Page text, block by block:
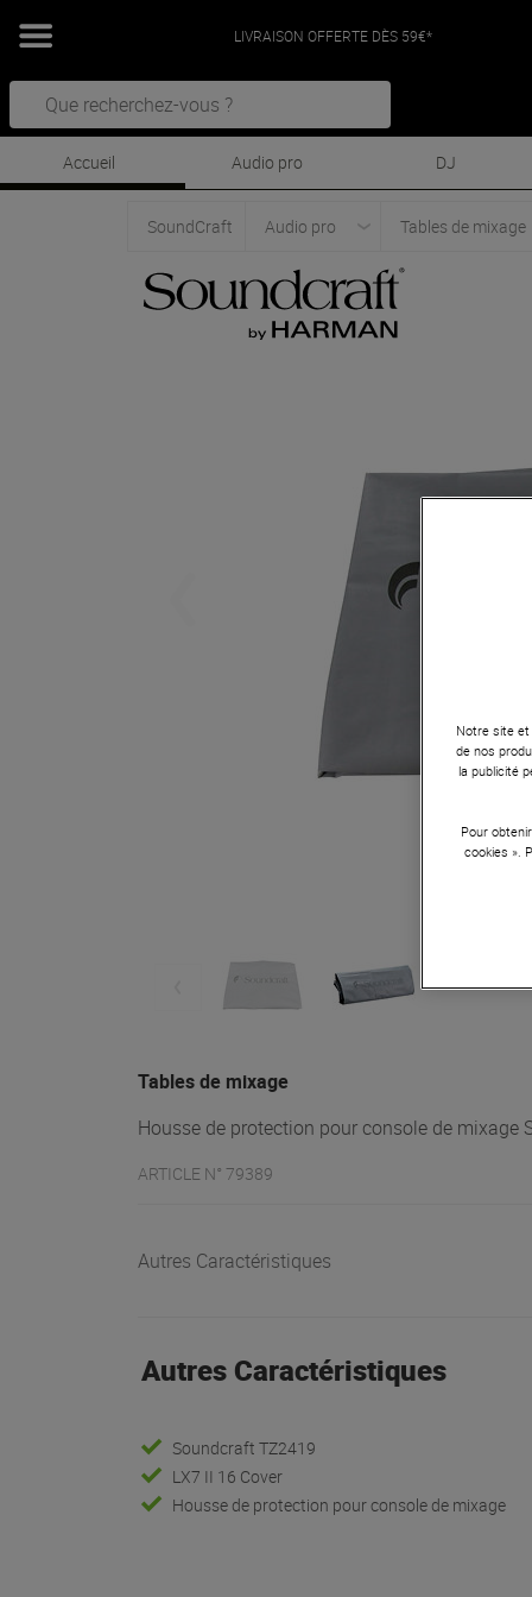
LIVRAISON OFFERTE DÈS 59€*
Accueil Audio pro DJ
SoundCraft Audio pro Tables de mixage
Tables de mixage
Housse de protection pour console de mixage
ARTICLE N° 79389
Autres Caractéristiques
Autres Caractéristiques
Soundcraft TZ2419
LX7 II 16 Cover
Housse de protection pour console de mixage
Notre site
de nos
la publicité
Pour
cookies ».